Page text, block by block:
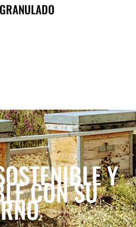
Y
CON SU